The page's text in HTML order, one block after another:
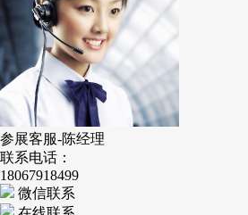
参展客服-陈经理
联系电话：
18067918499
微信联系